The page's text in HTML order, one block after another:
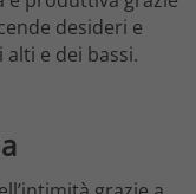
desideri e
e dei bassi.